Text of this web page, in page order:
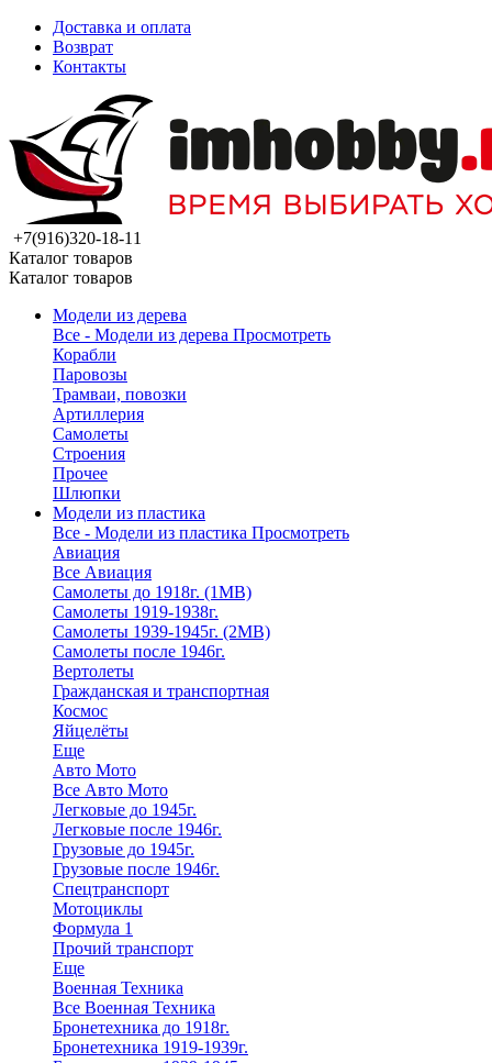
Доставка и оплата
Возврат
Контакты
+7(916)320-18-11
Каталог товаров
Каталог товаров
Модели из дерева
Все - Модели из дерева Просмотреть
Корабли
Паровозы
Трамваи, повозки
Артиллерия
Самолеты
Строения
Прочее
Шлюпки
Модели из пластика
Все - Модели из пластика Просмотреть
Авиация
Все Авиация
Самолеты до 1918г. (1МВ)
Самолеты 1919-1938г.
Самолеты 1939-1945г. (2МВ)
Самолеты после 1946г.
Вертолеты
Гражданская и транспортная
Космос
Яйцелёты
Еще
Авто Мото
Все Авто Мото
Легковые до 1945г.
Легковые после 1946г.
Грузовые до 1945г.
Грузовые после 1946г.
Спецтранспорт
Мотоциклы
Формула 1
Прочий транспорт
Еще
Военная Техника
Все Военная Техника
Бронетехника до 1918г.
Бронетехника 1919-1939г.